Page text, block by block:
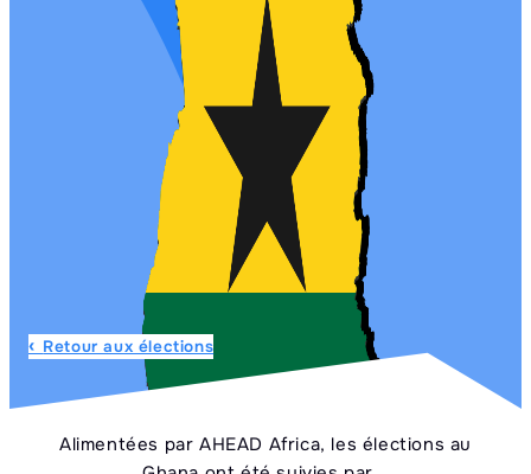
Retour aux élections
Alimentées par AHEAD Africa, les élections au